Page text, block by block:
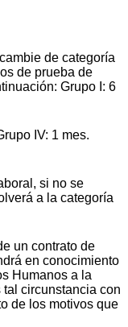
de categoría
de prueba de
Grupo I: 6
IV: 1 mes.
si no se
a la categoría
un contrato de
en conocimiento
Humanos a la
circunstancia con
de los motivos que